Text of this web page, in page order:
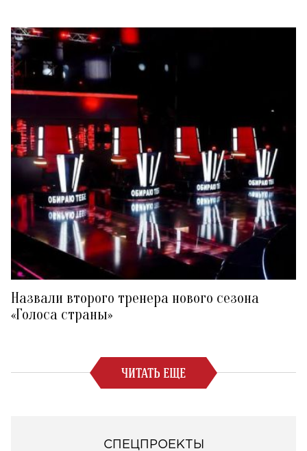
Назвали второго тренера нового сезона
«Голоса страны»
ЧИТАТЬ ЕЩЕ
СПЕЦПРОЕКТЫ